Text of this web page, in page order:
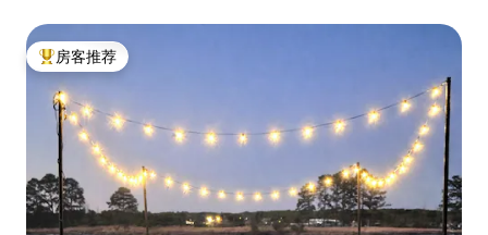
热门「房客推荐」
房客推荐